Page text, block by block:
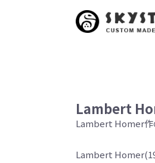
Lambert
Lambert Homer作
Lambert